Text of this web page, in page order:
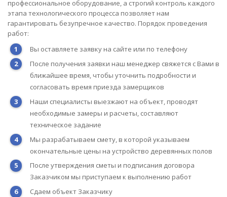
профессиональное оборудование, а строгий контроль каждого
этапа технологического процесса позволяет нам
гарантировать безупречное качество. Порядок проведения
работ:
Вы оставляете заявку на сайте или по телефону
После получения заявки наш менеджер свяжется с Вами в
ближайшее время, чтобы уточнить подробности и
согласовать время приезда замерщиков
Наши специалисты выезжают на объект, проводят
необходимые замеры и расчеты, составляют
техническое задание
Мы разрабатываем смету, в которой указываем
окончательные цены на устройство деревянных полов
После утверждения сметы и подписания договора
Заказчиком мы приступаем к выполнению работ
Сдаем объект Заказчику